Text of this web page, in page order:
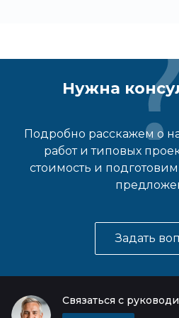
Нужна
Подробно расскажем о
работ и типовых
стоимость и
Задать
Связаться с